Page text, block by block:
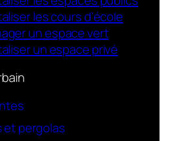
les cours d’école
un espace vert
un espace privé
et pergolas